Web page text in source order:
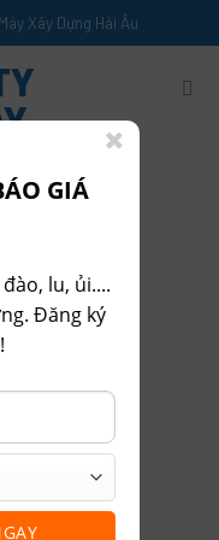
Xây Dựng Hải Âu
GIÁ
lu, ủi....
Đăng ký